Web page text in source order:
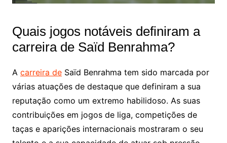
Quais jogos notáveis definiram a
carreira de Saïd Benrahma?
A carreira deSaïd Benrahma tem sido marcada por
várias atuações de destaque que definiram a sua
reputação como um extremo habilidoso. As suas
contribuições em jogos de liga, competições de
taças e aparições internacionais mostraram o seu